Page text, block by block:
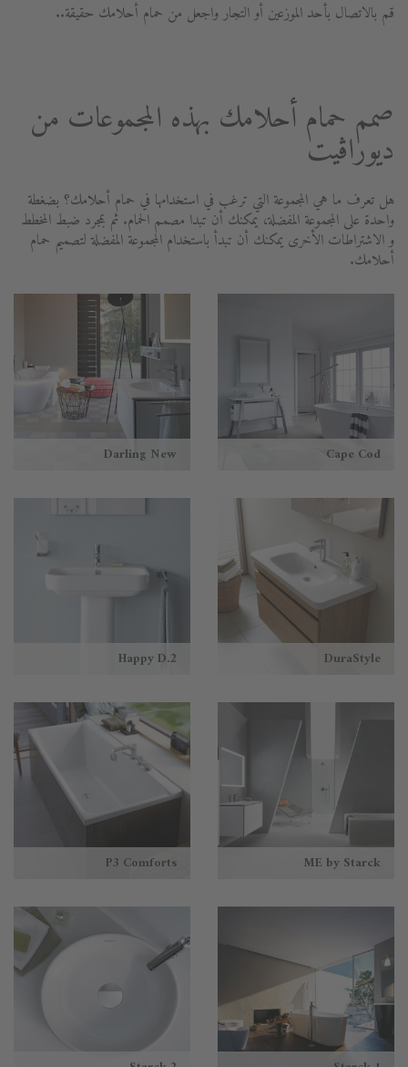
قم بالاتصال بأحد الموزعين أو التجار واجعل من حمام أحلامك حقيقة..
صمم حمام أحلامك بهذه المجموعات من
ديوراڨيت
هل تعرف ما هي المجموعة التي ترغب في استخدامها في حمام أحلامك؟ بضغطة
واحدة على المجموعة المفضلة، يمكنك أن تبدا مصمم الحمام. ثم بمجرد ضبط المخطط
و الاشتراطات الأخرى يمكنك أن تبدأ باستخدام المجموعة المفضلة لتصميم حمام
أحلامك.
Cape Cod
Darling New
DuraStyle
Happy D.2
ME by Starck
P3 Comforts